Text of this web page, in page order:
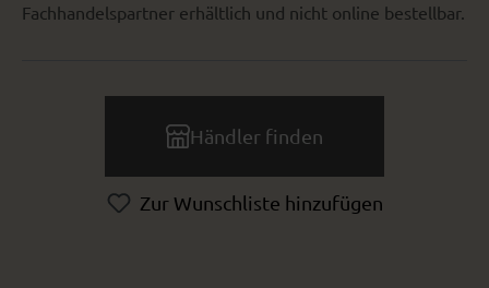
Fachhandelspartner erhältlich und nicht online bestellbar.
Händler finden
Zur Wunschliste hinzufügen